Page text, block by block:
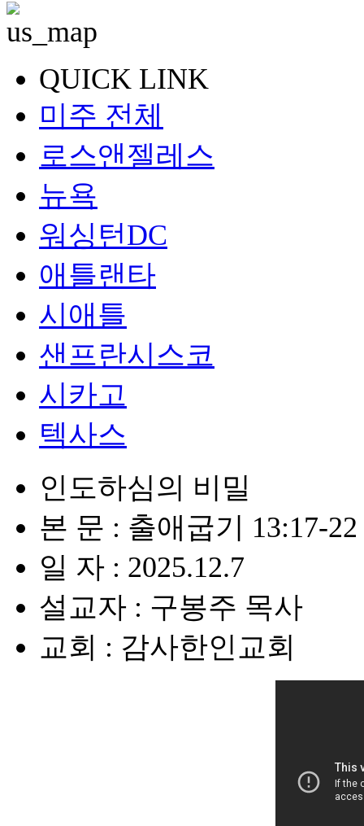
QUICK LINK
미주 전체
로스앤젤레스
뉴욕
워싱턴DC
애틀랜타
시애틀
샌프란시스코
시카고
텍사스
인도하심의 비밀
본 문 : 출애굽기 13:17-22
일 자 : 2025.12.7
설교자 : 구봉주 목사
교회 : 감사한인교회